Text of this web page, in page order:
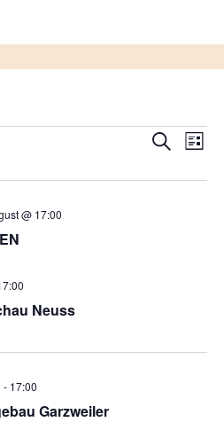
und
Suche
Liste
@ 17:00
Neuss
Garzweiler
- 17:00